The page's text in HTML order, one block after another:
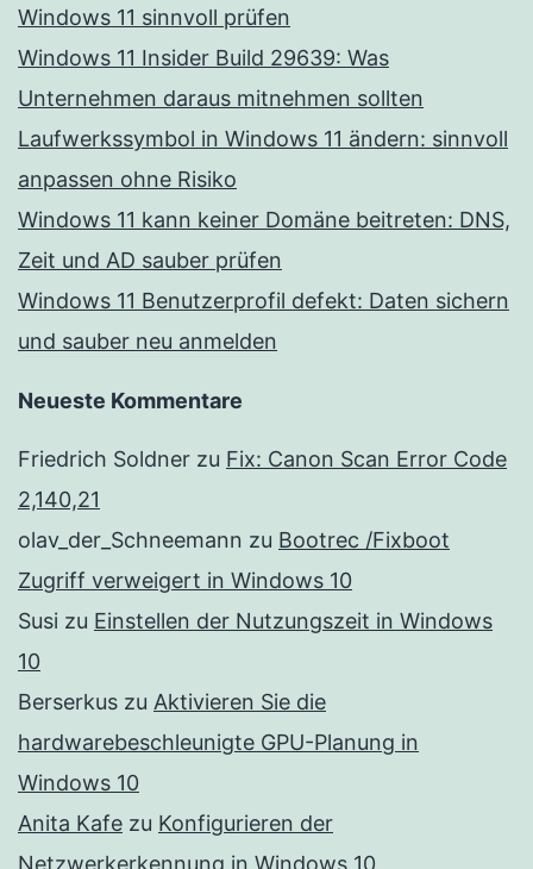
Windows 11 sinnvoll prüfen
Windows 11 Insider Build 29639: Was
Unternehmen daraus mitnehmen sollten
Laufwerkssymbol in Windows 11 ändern: sinnvoll
anpassen ohne Risiko
Windows 11 kann keiner Domäne beitreten: DNS,
Zeit und AD sauber prüfen
Windows 11 Benutzerprofil defekt: Daten sichern
und sauber neu anmelden
Neueste Kommentare
Friedrich Soldner zu Fix: Canon Scan Error Code
2,140,21
olav_der_Schneemann zu Bootrec /Fixboot
Zugriff verweigert in Windows 10
Susi zu Einstellen der Nutzungszeit in Windows
10
Berserkus zu Aktivieren Sie die
hardwarebeschleunigte GPU-Planung in
Windows 10
Anita Kafe zu Konfigurieren der
Netzwerkerkennung in Windows 10